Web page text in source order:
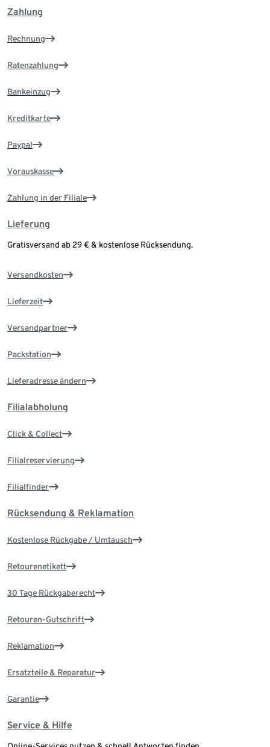
Zahlung
Rechnung
Ratenzahlung
Bankeinzug
Kreditkarte
Paypal
Vorauskasse
Zahlung in der Filiale
Lieferung
Gratisversand ab 29 € & kostenlose Rücksendung.
Versandkosten
Lieferzeit
Versandpartner
Packstation
Lieferadresse ändern
Filialabholung
Click & Collect
Filialreservierung
Filialfinder
Rücksendung & Reklamation
Kostenlose Rückgabe / Umtausch
Retourenetikett
30 Tage Rückgaberecht
Retouren-Gutschrift
Reklamation
Ersatzteile & Reparatur
Garantie
Service & Hilfe